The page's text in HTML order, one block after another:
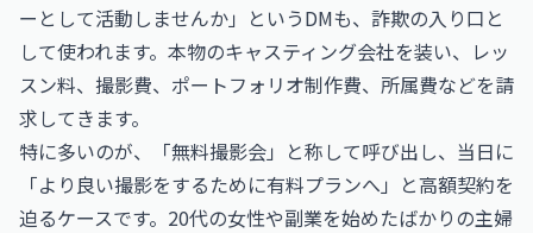
ーとして活動しませんか」というDMも、詐欺の入り口と
して使われます。本物のキャスティング会社を装い、レッ
スン料、撮影費、ポートフォリオ制作費、所属費などを請
求してきます。
特に多いのが、「無料撮影会」と称して呼び出し、当日に
「より良い撮影をするために有料プランへ」と高額契約を
迫るケースです。20代の女性や副業を始めたばかりの主婦